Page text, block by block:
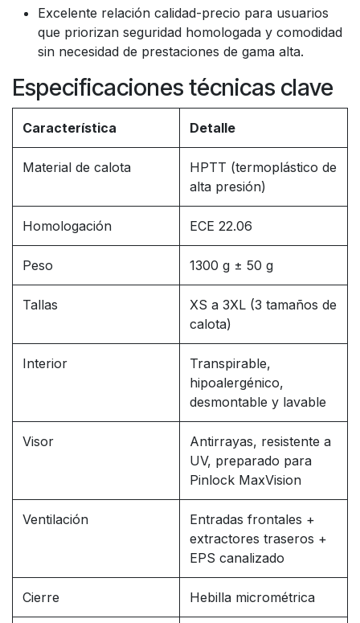
Excelente relación calidad-precio para usuarios
que priorizan seguridad homologada y comodidad
sin necesidad de prestaciones de gama alta.
Especificaciones técnicas clave
Característica Detalle
Material de calota
HPTT (termoplástico de
alta presión)
Homologación ECE 22.06
Peso 1300 g ± 50 g
Tallas
XS a 3XL (3 tamaños de
calota)
Interior
Transpirable,
hipoalergénico,
desmontable y lavable
Visor
Antirrayas, resistente a
UV, preparado para
Pinlock MaxVision
Ventilación
Entradas frontales +
extractores traseros +
EPS canalizado
Cierre Hebilla micrométrica